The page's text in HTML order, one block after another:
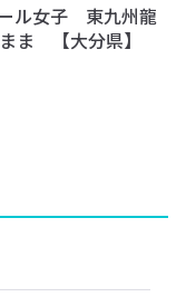
ル女子 東九州龍
ま 【大分県】